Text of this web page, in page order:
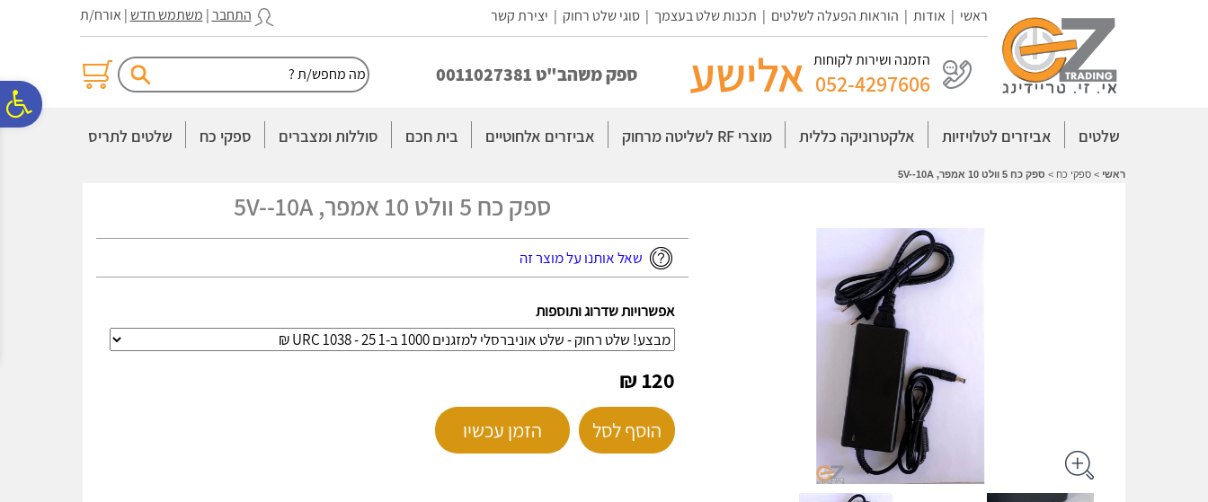
נגישות
אתר
המרכזי
ראשי | אודות | הוראות הפעלה לשלטים | תכנות שלט בעצמך |סוגי שלט רחוק | יצירת קשר התחבר| משתמש חדש| אורח/ת
הזמנה ושירות לקוחות
052-4297606 אלישע ספק משהב"ט 0011027381
שלטים אביזרים לטלויזיות אלקטרוניקה כללית מוצרי RF לשליטה מרחוק אביזרים אלחוטיים בית חכם סוללות ומצברים ספקי כח שלטים לתריס
ראשי > ספקי כח > ספק כח 5 וולט 10 אמפר, 5V--10A
ספק כח 5 וולט 10 אמפר, 5V--10A
שאל אותנו על מוצר זה
אפשרויות שדרוג ותוספות
120 ₪
הוסף לסל הזמן עכשיו